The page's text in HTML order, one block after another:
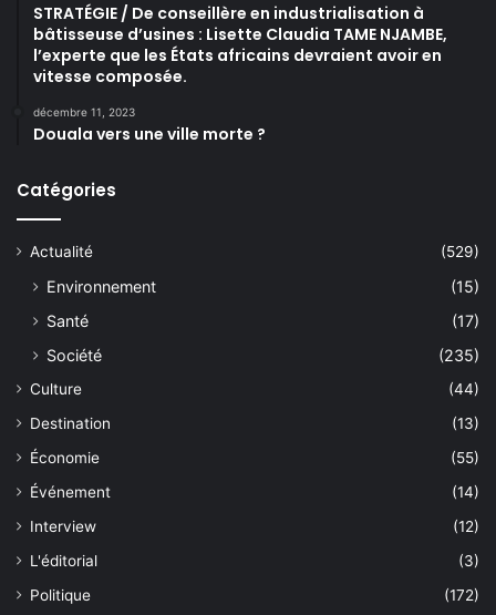
STRATÉGIE / De conseillère en industrialisation à
bâtisseuse d’usines : Lisette Claudia TAME NJAMBE,
l’experte que les États africains devraient avoir en
vitesse composée.
décembre 11, 2023
Douala vers une ville morte ?
Catégories
Actualité (529)
Environnement
(15)
Santé
(17)
Société
(235)
Culture
(44)
Destination
(13)
Économie
(55)
Événement
(14)
Interview
(12)
L'éditorial
(3)
Politique
(172)